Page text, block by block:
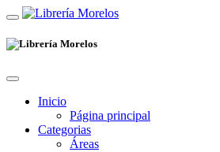
Inicio
Página principal
Categorias
Áreas